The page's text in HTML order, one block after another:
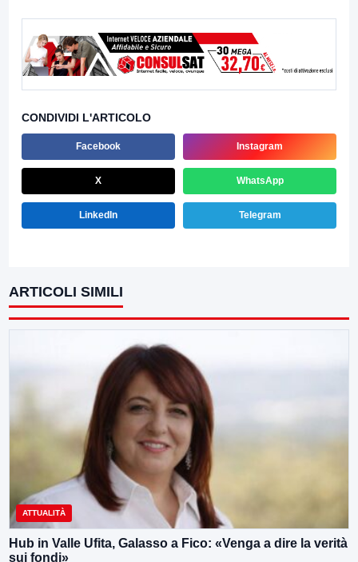
CONDIVIDI L'ARTICOLO
Facebook Instagram
X WhatsApp
LinkedIn Telegram
ARTICOLI SIMILI
ATTUALITÀ
Hub in Valle Ufita, Galasso a Fico: «Venga a dire la verità
sui fondi»